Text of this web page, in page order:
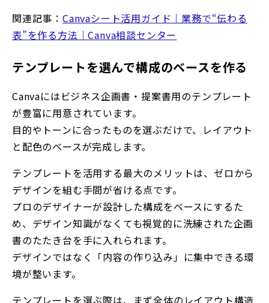
関連記事： Canvaシート活用ガイド｜業務で“伝わる
表”を作る方法｜Canva相談センター
テンプレートを選んで構成のベースを作る
Canvaにはビジネス企画書・提案書用のテンプレート
が豊富に用意されています。
目的やトーンに合ったものを選ぶだけで、レイアウト
と配色のベースが完成します。
テンプレートを活用する最大のメリットは、ゼロから
デザインを組む手間が省ける点です。
プロのデザイナーが設計した構成をベースにするた
め、デザイン知識がなくても視覚的に洗練された企画
書のたたき台を手に入れられます。
デザインではなく「内容の作り込み」に集中できる環
境が整います。
テンプレートを選ぶ際は、まず全体のレイアウト構造